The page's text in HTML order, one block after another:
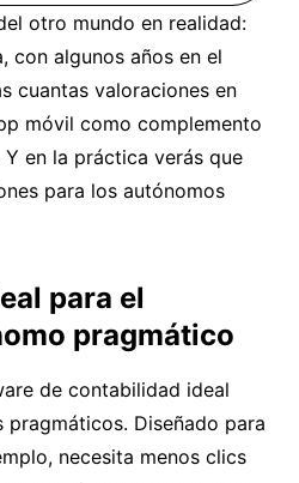
otro mundo en realidad:
con algunos años en el
cuantas valoraciones en
móvil como complemento
en la práctica verás que
para los autónomos
para el
pragmático
de contabilidad ideal
pragmáticos. Diseñado para
necesita menos clics